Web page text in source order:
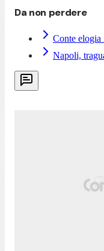
Da non perdere
Conte
Napoli,